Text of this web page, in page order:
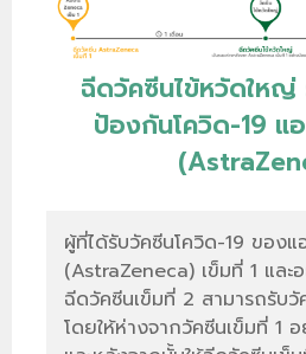
ฉีดวัคซีนไข้หวัดใหญ่
ป้องกันโควิด-19 แอ
ผู้ที่ได้รับวัคซีนโควิด-19 ของแ
(AstraZeneca) เข็มที่ 1 และ
ฉีดวัคซีนเข็มที่ 2 สามารถรับ
โดยให้ห่างจากวัคซีนเข็มที่ 1